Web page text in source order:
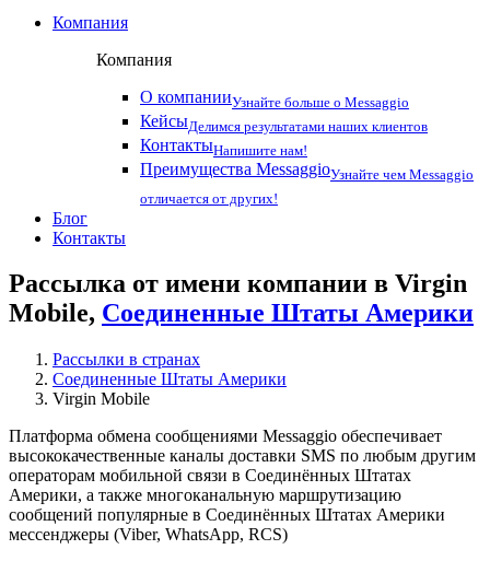
Компания
Компания
О компанииУзнайте больше о Messaggio
КейсыДелимся результатами наших клиентов
КонтактыНапишите нам!
Преимущества MessaggioУзнайте чем Messaggio
отличается от других!
Блог
Контакты
Рассылка от имени компании в Virgin
Mobile, Соединенные Штаты Америки
Рассылки в странах
Соединенные Штаты Америки
Virgin Mobile
Платформа обмена сообщениями Messaggio обеспечивает
высококачественные каналы доставки SMS по любым другим
операторам мобильной связи в Соединённых Штатах
Америки, а также многоканальную маршрутизацию
сообщений популярные в Соединённых Штатах Америки
мессенджеры (Viber, WhatsApp, RCS)